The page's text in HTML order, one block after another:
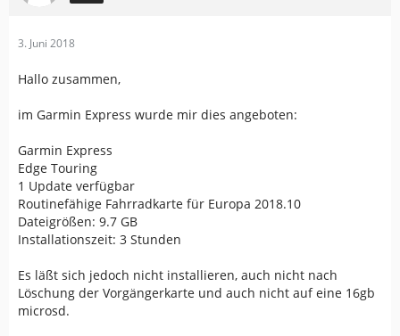
3. Juni 2018
Hallo zusammen,
im Garmin Express wurde mir dies angeboten:
Garmin Express
Edge Touring
1 Update verfügbar
Routinefähige Fahrradkarte für Europa 2018.10
Dateigrößen: 9.7 GB
Installationszeit: 3 Stunden
Es läßt sich jedoch nicht installieren, auch nicht nach
Löschung der Vorgängerkarte und auch nicht auf eine 16gb
microsd.